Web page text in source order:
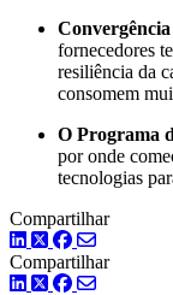
fornecedores
resiliência da
consomem
O Programa
por onde
tecnologias
Compartilhar
LinkedIn
TwitterFacebook
Compartilhar
LinkedIn
TwitterFacebook